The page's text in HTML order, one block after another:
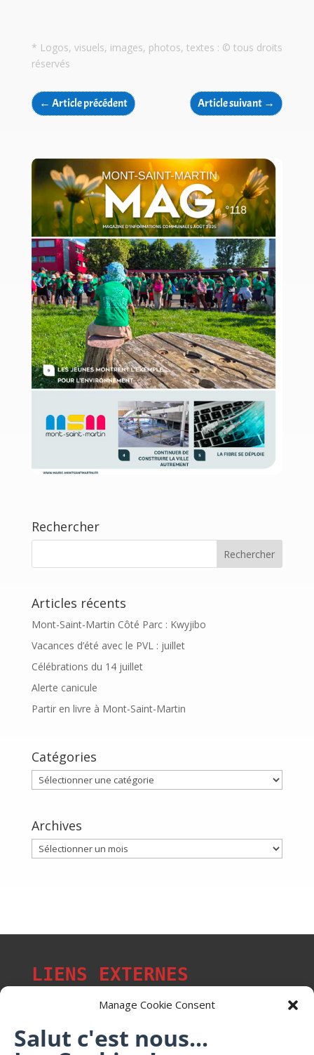
Manage Cookie Consent
Salut c'est nous...
* Logos, visuels, images, photos, textes : © tous droits
réservés
← Article précédent Article suivant →
Rechercher
Articles récents
Mont-Saint-Martin Côté Parc : Kwyjibo
Vacances d’été avec le PVL : juillet
Célébrations du 14 juillet
Alerte canicule
Partir en livre à Mont-Saint-Martin
Catégories
Catégories
Archives
Archives
LIENS EXTERNES
Les p'tits citoyens de Mont-Saint-Martin